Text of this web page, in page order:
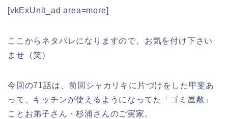
[vkExUnit_ad area=more]
ここからネタバレになりますので、お気を付け下さい
ませ（笑）
今回の71話は、前回シャカリキに片づけをした甲斐あ
って、キッチンが使えるようになってた「ゴミ屋敷」
ことお弟子さん・杉浦さんのご実家。